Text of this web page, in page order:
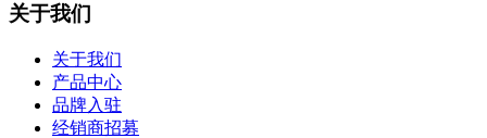
关于我们
关于我们
产品中心
品牌入驻
经销商招募